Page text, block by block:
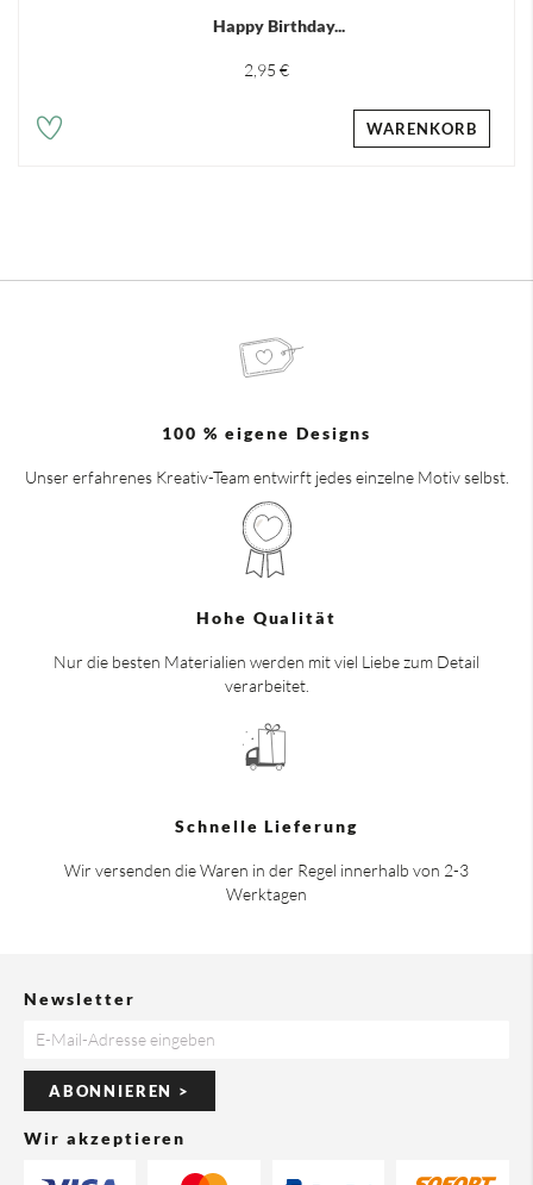
Happy Birthday...
2,95 €
WARENKORB
100 % eigene Designs
Unser erfahrenes Kreativ-Team entwirft jedes einzelne Motiv selbst.
Hohe Qualität
Nur die besten Materialien werden mit viel Liebe zum Detail
verarbeitet.
Schnelle Lieferung
Wir versenden die Waren in der Regel innerhalb von 2-3
Werktagen
Newsletter
ABONNIEREN >
Wir akzeptieren